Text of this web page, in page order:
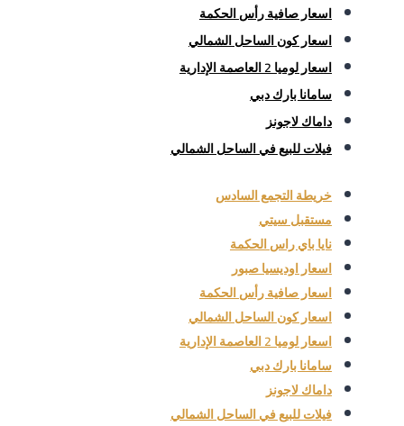
اسعار صافية رأس الحكمة
اسعار كون الساحل الشمالي
اسعار لوميا 2 العاصمة الإدارية
سامانا بارك دبي
داماك لاجونز
فيلات للبيع في الساحل الشمالي
خريطة التجمع السادس
مستقبل سيتي
نايا باي راس الحكمة
اسعار اوديسيا صبور
اسعار صافية رأس الحكمة
اسعار كون الساحل الشمالي
اسعار لوميا 2 العاصمة الإدارية
سامانا بارك دبي
داماك لاجونز
فيلات للبيع في الساحل الشمالي